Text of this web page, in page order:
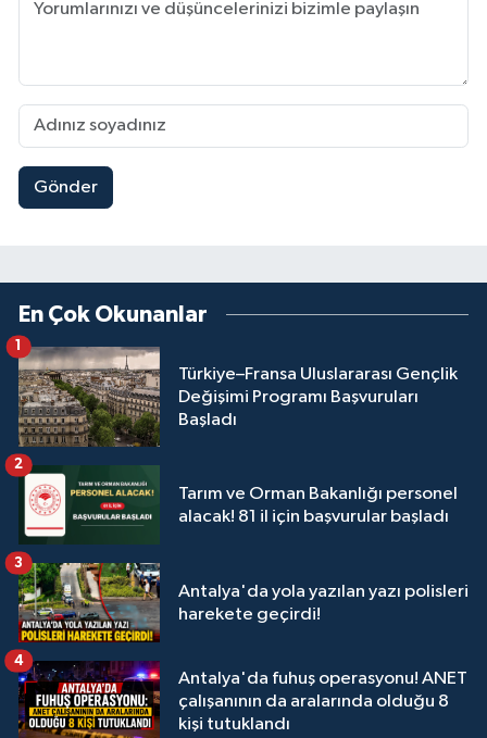
Gönder
En Çok Okunanlar
Türkiye–Fransa Uluslararası Gençlik
Değişimi Programı Başvuruları
Başladı
Tarım ve Orman Bakanlığı personel
alacak! 81 il için başvurular başladı
2
Antalya'da yola yazılan yazı polisleri
harekete geçirdi!
3
Antalya'da fuhuş operasyonu! ANET
çalışanının da aralarında olduğu 8
kişi tutuklandı
4